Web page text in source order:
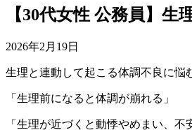
【30代女性 公務員】
2026年2月19日
生理と連動して起こる体調不良に悩
「生理前になると体調が崩れる」
「生理が近づくと動悸やめまい、不